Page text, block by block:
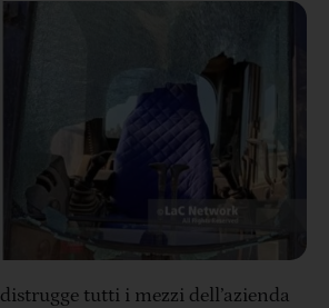
tutti i mezzi dell’azienda